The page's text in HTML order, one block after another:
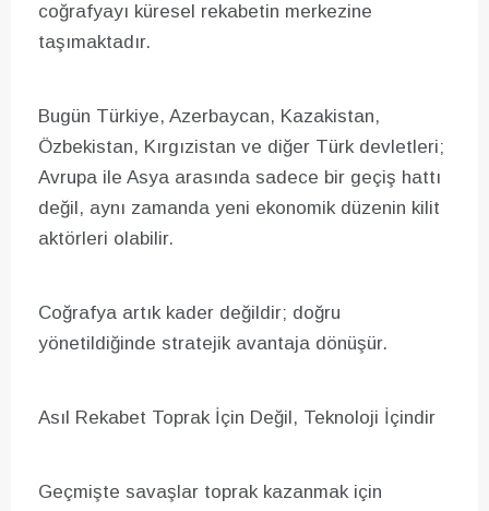
coğrafyayı küresel rekabetin merkezine
taşımaktadır.
Bugün Türkiye, Azerbaycan, Kazakistan,
Özbekistan, Kırgızistan ve diğer Türk devletleri;
Avrupa ile Asya arasında sadece bir geçiş hattı
değil, aynı zamanda yeni ekonomik düzenin kilit
aktörleri olabilir.
Coğrafya artık kader değildir; doğru
yönetildiğinde stratejik avantaja dönüşür.
Asıl Rekabet Toprak İçin Değil, Teknoloji İçindir
Geçmişte savaşlar toprak kazanmak için